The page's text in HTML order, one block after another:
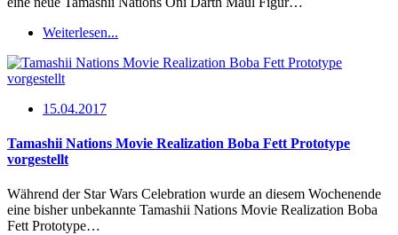
Weiterlesen...
15.04.2017
Tamashii Nations Movie Realization Boba Fett Prototype
vorgestellt
Während der Star Wars Celebration wurde an diesem Wochenende
eine bisher unbekannte Tamashii Nations Movie Realization Boba
Fett Prototype…